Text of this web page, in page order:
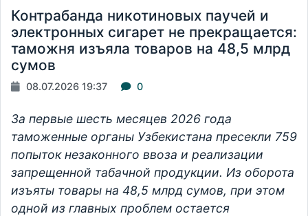
Контрабанда никотиновых паучей и
электронных сигарет не прекращается:
таможня изъяла товаров на 48,5 млрд
сумов
08.07.2026 19:37 0
За первые шесть месяцев 2026 года
таможенные органы Узбекистана пресекли 759
попыток незаконного ввоза и реализации
запрещенной табачной продукции. Из оборота
изъяты товары на 48,5 млрд сумов, при этом
одной из главных проблем остается